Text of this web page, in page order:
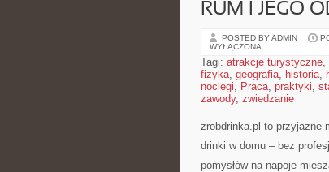
RUM I JEGO
POSTED BY ADMIN
WYŁĄCZONA
Tagi: atrakcje turystyczne,
fizyka, geografia, historia,
noclegi, Praca, praktyki,
zawody, zwiedzanie
zrobdrinka.pl to przyjazne
drinki w domu – bez
pomysłów na napoje